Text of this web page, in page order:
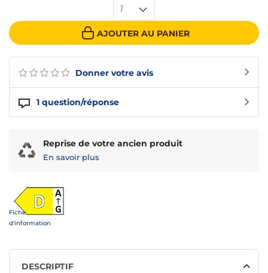
Donner votre avis
1 question/réponse
1
AJOUTER AU PANIER
Reprise de votre ancien produit
En savoir plus
Fiche
d'information
DESCRIPTIF